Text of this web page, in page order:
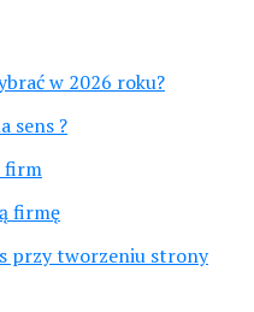
w 2026 roku?
sens ?
firm
firmę
przy tworzeniu strony